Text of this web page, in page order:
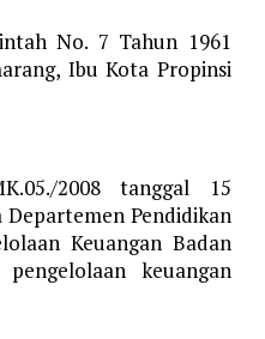
No. 7 Tahun 1961
Ibu Kota Propinsi
2008 tanggal 15
Pendidikan
Keuangan Badan
keuangan